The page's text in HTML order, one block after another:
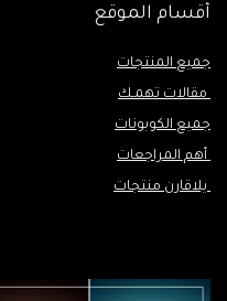
أقسام الموقع
جميع المنتجات
مقالات تهمـك
جميع الكوبونات
أهم المراجعات
يلاقارن منتجات